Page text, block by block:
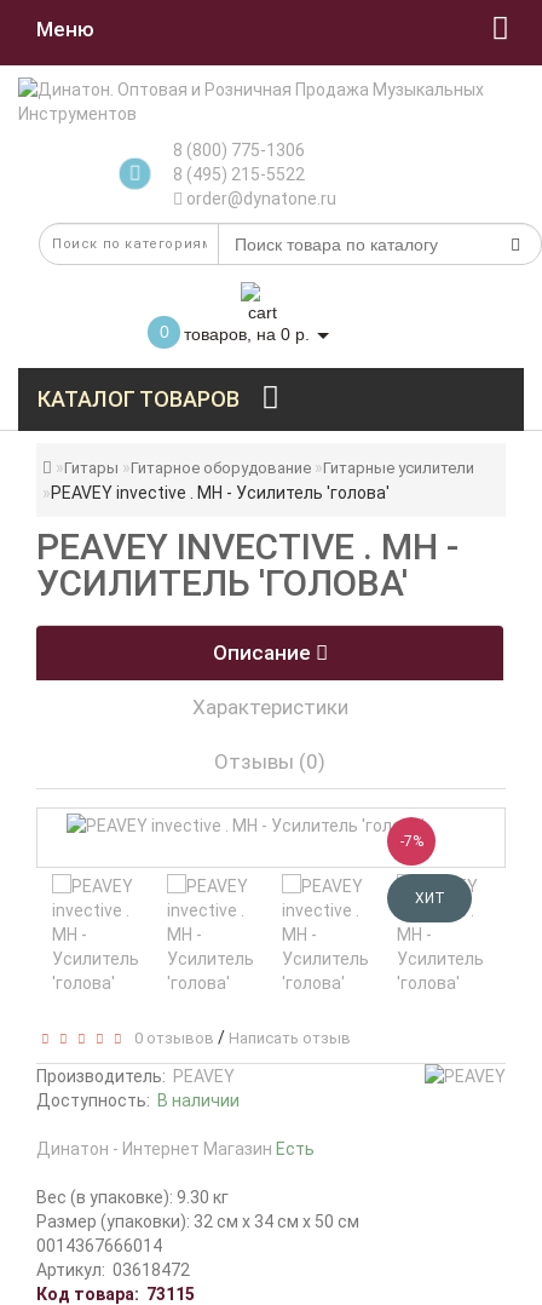
Меню
8 (800) 775-1306
8 (495) 215-5522
order@dynatone.ru
0 товаров, на 0 р.
КАТАЛОГ ТОВАРОВ
Гитары Гитарное оборудование Гитарные усилители
PEAVEY invective . MH - Усилитель 'голова'
PEAVEY INVECTIVE . MH -
УСИЛИТЕЛЬ 'ГОЛОВА'
Описание
Характеристики
Отзывы (0)
-7%
ХИТ
0 отзывов / Написать отзыв
Производитель: PEAVEY
Доступность: В наличии
Динатон - Интернет Магазин Есть
Вес (в упаковке): 9.30 кг
Размер (упаковки): 32 см x 34 см x 50 см
0014367666014
Артикул: 03618472
Код товара: 73115